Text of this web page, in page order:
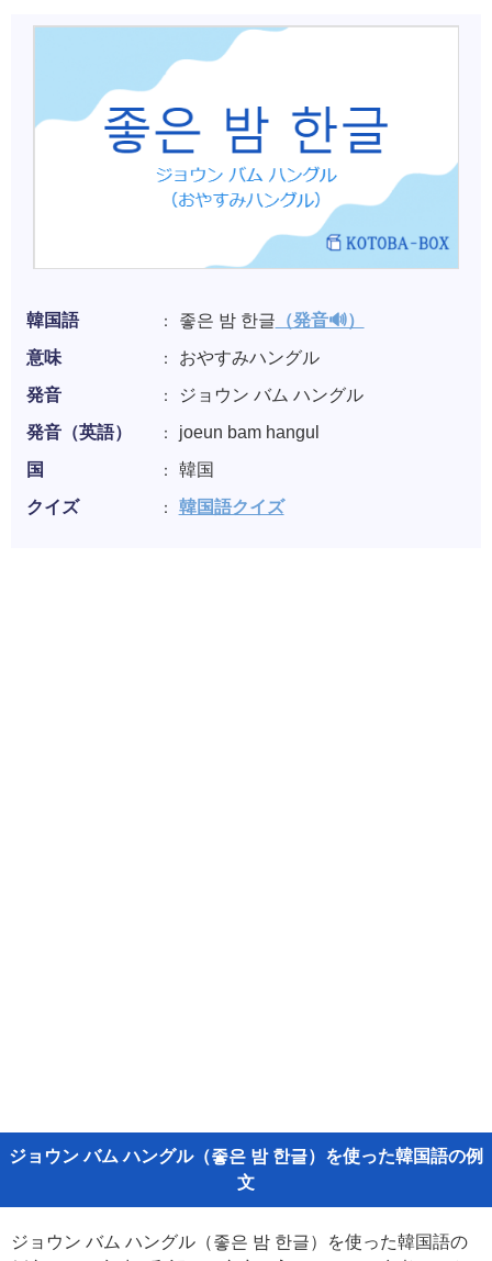
韓国語 좋은 밤 한글 （発音🔊）
意味
おやすみハングル
発音
ジョウン バム ハングル
発音（英語）
joeun bam hangul
国
韓国
クイズ
韓国語クイズ
ジョウン バム ハングル（좋은 밤 한글）を使った韓国語の例
文
ジョウン バム ハングル（좋은 밤 한글）を使った韓国語の